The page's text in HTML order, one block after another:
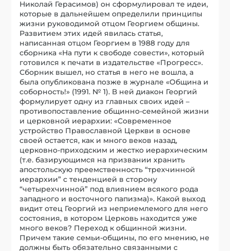
Николай Герасимов) он сформулировал те идеи,
которые в дальнейшем определили принципы
жизни руководимой отцом Георгием общины.
Развитием этих идей явилась статья,
написанная отцом Георгием в 1988 году для
сборника «На пути к свободе совести», который
готовился к печати в издательстве «Прогресс».
Сборник вышел, но статья в него не вошла, а
была опубликована позже в журнале «Община и
соборность!» (1991. № 1). В ней диакон Георгий
формулирует одну из главных своих идей –
противопоставление общинно-семейной жизни
и церковной иерархии: «Современное
устройство Православной Церкви в основе
своей остается, как и много веков назад,
церковно-приходским и жестко иерархическим
(т.е. базирующимся на призвании хранить
апостольскую преемственность “трехчинной
иерархии” с тенденцией в сторону
“четырехчинной” под влиянием всякого рода
западного и восточного папизма)». Какой выход
видит отец Георгий из неприемлемого для него
состояния, в котором Церковь находится уже
много веков? Переход к общинной жизни.
Причем такие семьи-общины, по его мнению, не
должны быть обязательно связанными с